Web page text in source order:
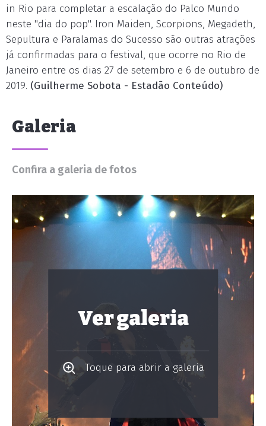
in Rio para completar a escalação do Palco Mundo
neste "dia do pop". Iron Maiden, Scorpions, Megadeth,
Sepultura e Paralamas do Sucesso são outras atrações
já confirmadas para o festival, que ocorre no Rio de
Janeiro entre os dias 27 de setembro e 6 de outubro de
2019. (Guilherme Sobota - Estadão Conteúdo)
Galeria
Confira a galeria de fotos
Ver galeria
Toque para abrir a galeria